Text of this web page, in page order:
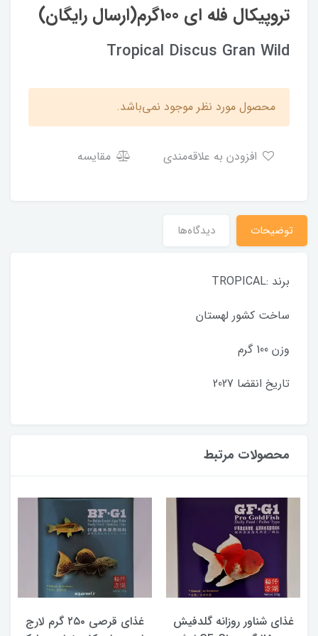
تروپیکال فله ای 100گرم(ارسال رایگان)
Tropical Discus Gran Wild
محصول مورد نظر موجود نمی‌باشد.
مقایسه
توضیحات دیدگاه‌ها
برند :TROPICAL
ساخت کشور لهستان
وزن 100 گرم
تاریخ انقضا 2027
محصولات مرتبط
غذای شناور روزانه گلدفیش
غذای قرصی ۲۵۰ گرم لارج